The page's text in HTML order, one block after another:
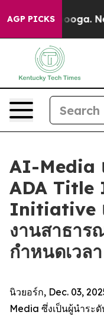
AGP PICKS
Chattanooga.
AI-Media
ADA Title
Initiative
งานสาธาร
กำหนดเวล
นิวยอร์ก, Dec. 03,
Media ซึ่งเป็นผู้นำระ